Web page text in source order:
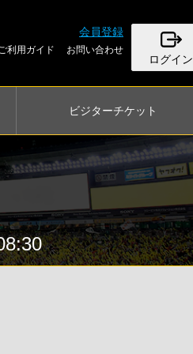
会員登録
ログイン
利用ガイド お問い合わせ
ビジターチケット